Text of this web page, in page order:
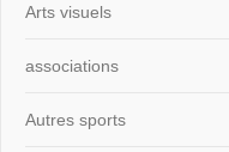
Arts visuels
associations
Autres sports